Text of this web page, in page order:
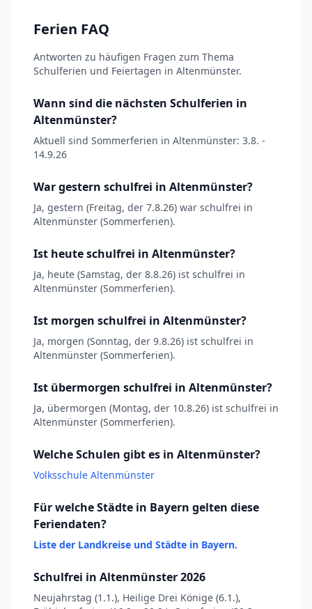
Ferien FAQ
Antworten zu häufigen Fragen zum Thema
Schulferien und Feiertagen in Altenmünster.
Wann sind die nächsten Schulferien in
Altenmünster?
Aktuell sind Sommerferien in Altenmünster: 3.8. -
14.9.26
War gestern schulfrei in Altenmünster?
Ja, gestern (Freitag, der 7.8.26) war schulfrei in
Altenmünster (Sommerferien).
Ist heute schulfrei in Altenmünster?
Ja, heute (Samstag, der 8.8.26) ist schulfrei in
Altenmünster (Sommerferien).
Ist morgen schulfrei in Altenmünster?
Ja, morgen (Sonntag, der 9.8.26) ist schulfrei in
Altenmünster (Sommerferien).
Ist übermorgen schulfrei in Altenmünster?
Ja, übermorgen (Montag, der 10.8.26) ist schulfrei in
Altenmünster (Sommerferien).
Welche Schulen gibt es in Altenmünster?
Volksschule Altenmünster
Für welche Städte in Bayern gelten diese
Feriendaten?
Liste der Landkreise und Städte in Bayern.
Schulfrei in Altenmünster 2026
Neujahrstag (1.1.), Heilige Drei Könige (6.1.),